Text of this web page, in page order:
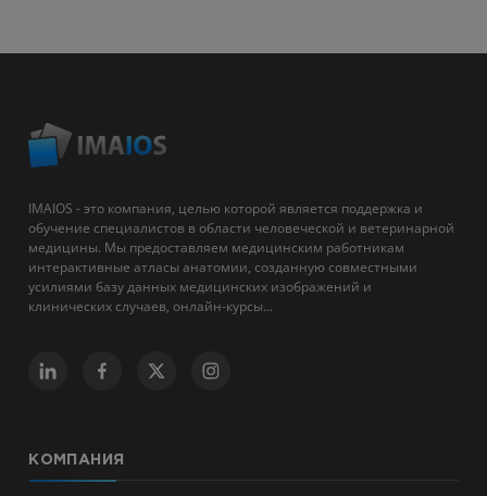
IMAIOS - это компания, целью которой является поддержка и
обучение специалистов в области человеческой и ветеринарной
медицины. Мы предоставляем медицинским работникам
интерактивные атласы анатомии, созданную совместными
усилиями базу данных медицинских изображений и
клинических случаев, онлайн-курсы...
КОМПАНИЯ